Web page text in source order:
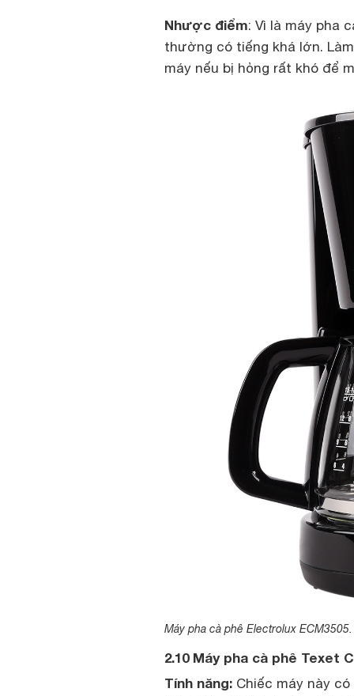
Nhược điểm: Vì là máy pha
thường có tiếng khá lớn.
máy nếu bị hỏng rất khó để
Máy pha cà phê Electrolux ECM3505.
2.10 Máy pha cà phê Texet
Tính năng: Chiếc máy này